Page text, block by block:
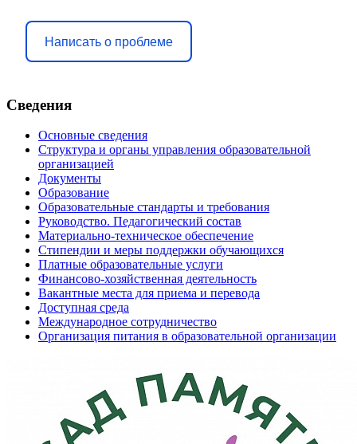
Написать о проблеме
Сведения
Основные сведения
Структура и органы управления образовательной
организацией
Документы
Образование
Образовательные стандарты и требования
Руководство. Педагогический состав
Материально-техническое обеспечение
Стипендии и меры поддержки обучающихся
Платные образовательные услуги
Финансово-хозяйственная деятельность
Вакантные места для приема и перевода
Доступная среда
Международное сотрудничество
Организация питания в образовательной организации